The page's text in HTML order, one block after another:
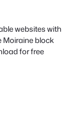
websites with
Moiraine block
for free